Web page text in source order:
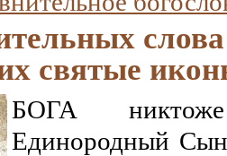
святые
БОГА
Единородный